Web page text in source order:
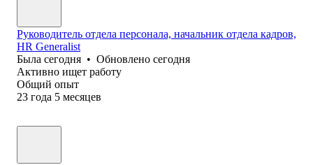
Руководитель отдела персонала, начальник отдела кадров,
HR Generalist
Была сегодня • Обновлено сегодня
Активно ищет работу
Общий опыт
23 года 5 месяцев